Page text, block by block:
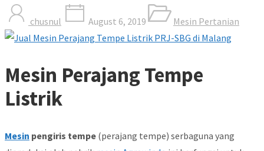
chusnul August 6, 2019 Mesin Pertanian
Mesin Perajang Tempe
Listrik
Mesin pengiris tempe (perajang tempe) serbaguna yang